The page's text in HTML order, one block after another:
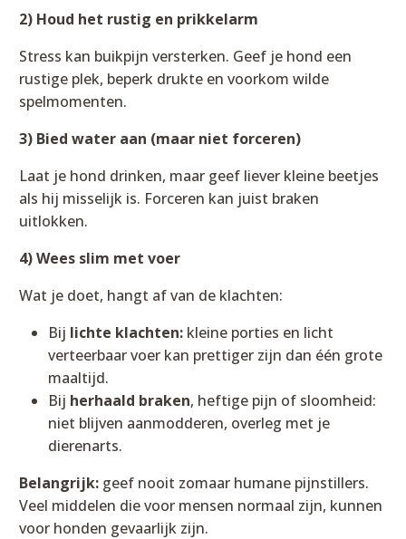
2) Houd het rustig en prikkelarm
Stress kan buikpijn versterken. Geef je hond een
rustige plek, beperk drukte en voorkom wilde
spelmomenten.
3) Bied water aan (maar niet forceren)
Laat je hond drinken, maar geef liever kleine beetjes
als hij misselijk is. Forceren kan juist braken
uitlokken.
4) Wees slim met voer
Wat je doet, hangt af van de klachten:
Bij lichte klachten: kleine porties en licht
verteerbaar voer kan prettiger zijn dan één grote
maaltijd.
Bij herhaald braken, heftige pijn of sloomheid:
niet blijven aanmodderen, overleg met je
dierenarts.
Belangrijk: geef nooit zomaar humane pijnstillers.
Veel middelen die voor mensen normaal zijn, kunnen
voor honden gevaarlijk zijn.